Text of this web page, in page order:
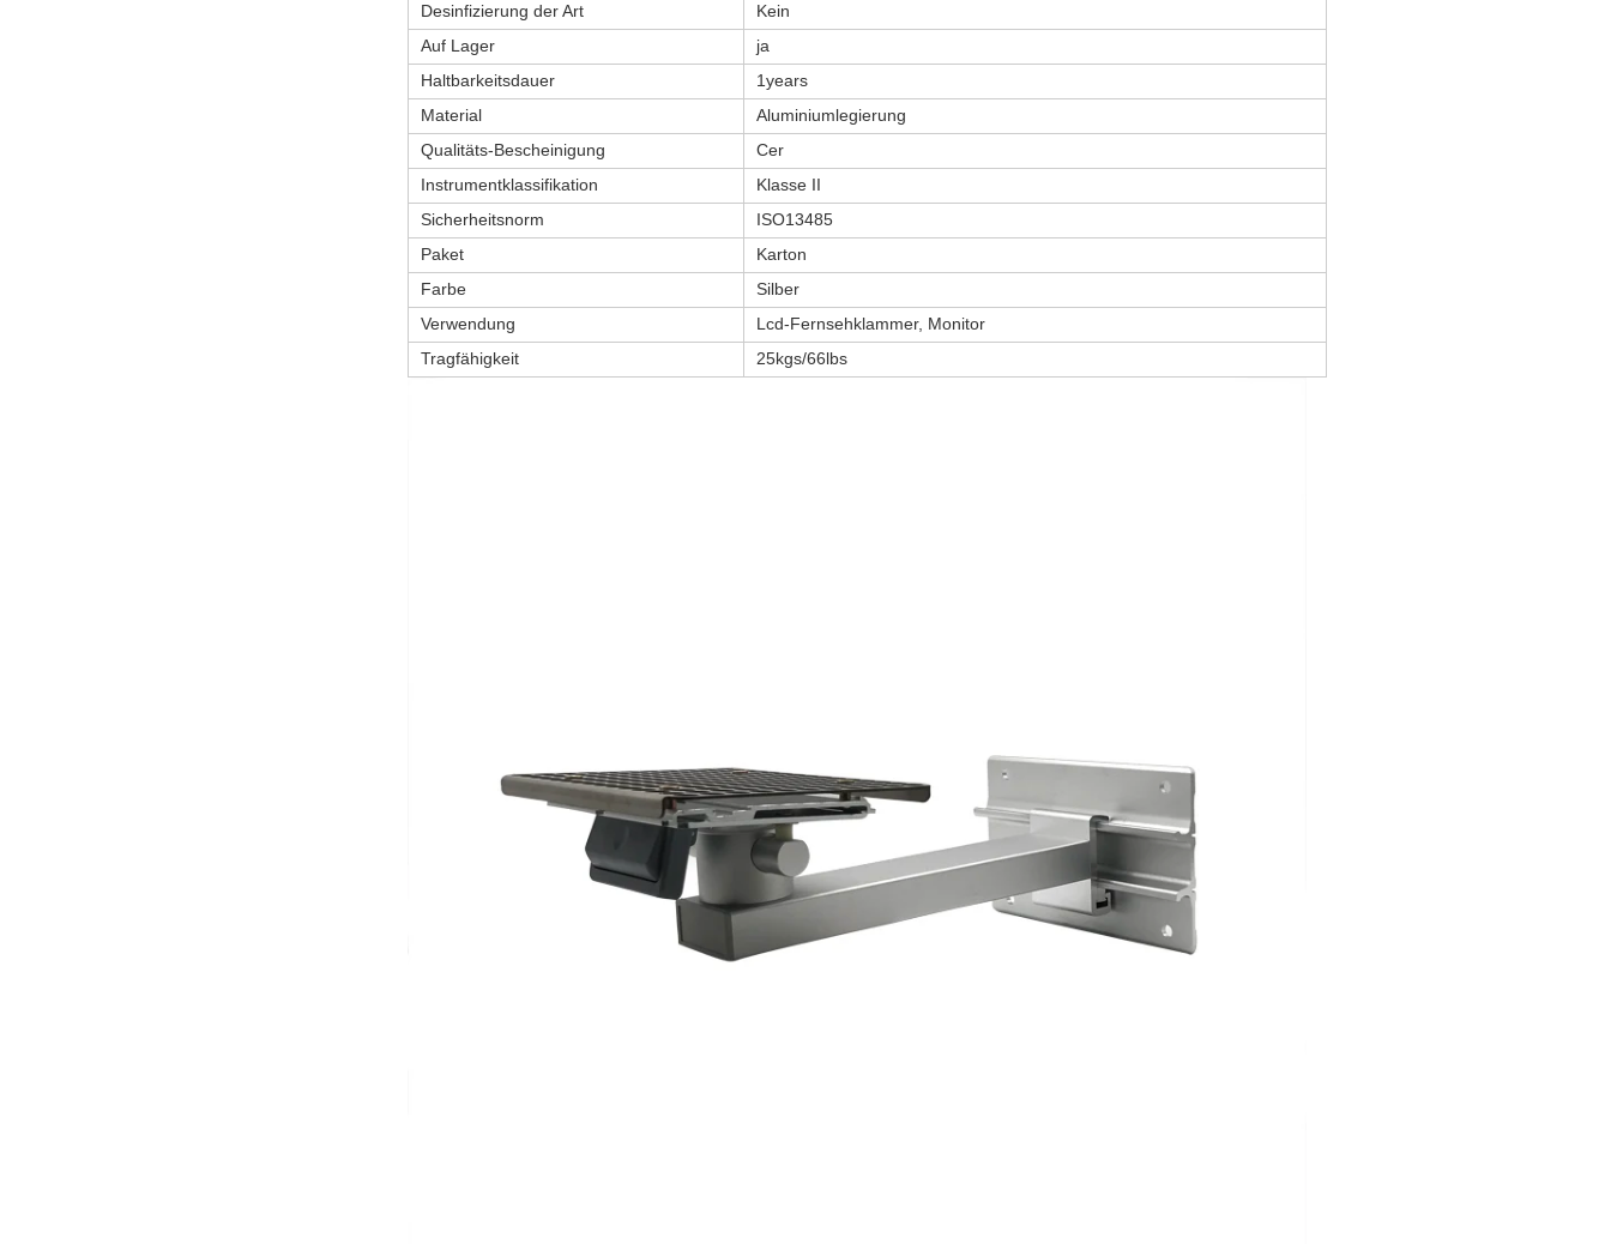
Desinfizierung der Art
Kein
Auf Lager
ja
Haltbarkeitsdauer
1years
Material
Aluminiumlegierung
Qualitäts-Bescheinigung
Cer
Instrumentklassifikation
Klasse II
Sicherheitsnorm
ISO13485
Paket
Karton
Farbe
Silber
Verwendung
Lcd-Fernsehklammer, Monitor
Tragfähigkeit
25kgs/66lbs